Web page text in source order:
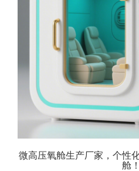
微高压氧舱生产厂家，个性
舱！